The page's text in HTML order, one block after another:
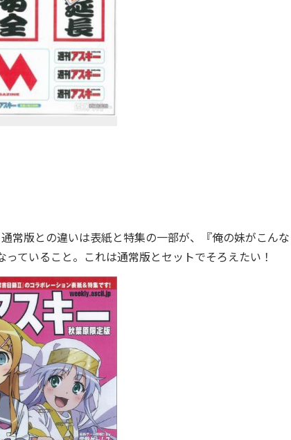
常版との違いは表紙と特集の一部が、『俺の妹がこん
ていること。これは通常版とセットでそろえたい！